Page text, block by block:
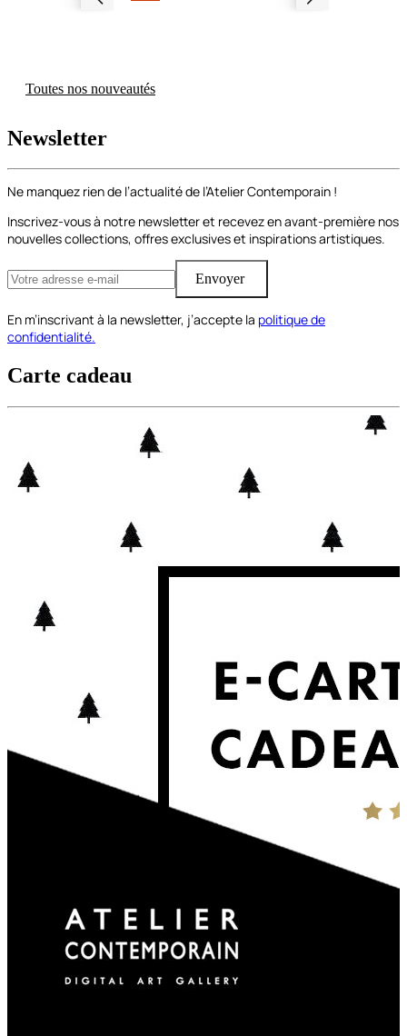
Toutes nos nouveautés
Newsletter
Ne manquez rien de l’actualité de l’Atelier Contemporain !
Inscrivez-vous à notre newsletter et recevez en avant-première nos
nouvelles collections, offres exclusives et inspirations artistiques.
Envoyer
En m’inscrivant à la newsletter, j’accepte la politique de
confidentialité.
Carte cadeau